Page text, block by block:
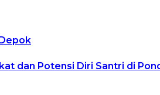
dan Potensi Diri Santri di